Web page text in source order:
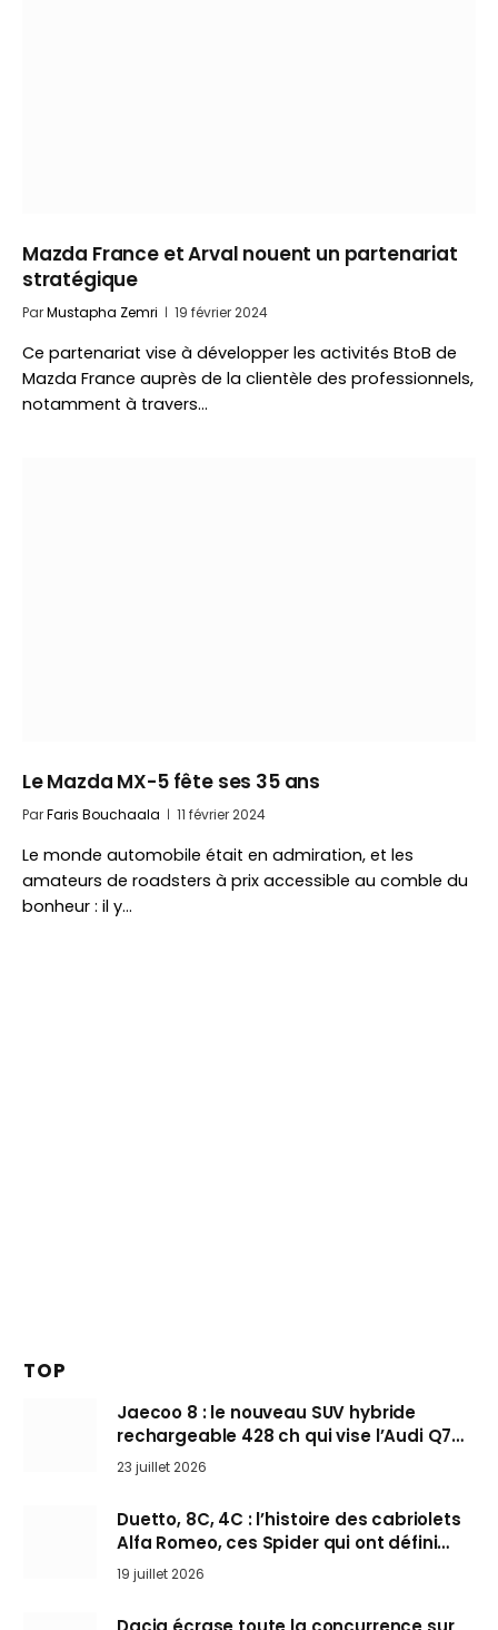
Mazda France et Arval nouent un partenariat
stratégique
ParMustapha Zemri 19 février 2024
Ce partenariat vise à développer les activités BtoB de
Mazda France auprès de la clientèle des professionnels,
notamment à travers…
Le Mazda MX-5 fête ses 35 ans
ParFaris Bouchaala 11 février 2024
Le monde automobile était en admiration, et les
amateurs de roadsters à prix accessible au comble du
bonheur : il y…
TOP
Jaecoo 8 : le nouveau SUV hybride
rechargeable 428 ch qui vise l’Audi Q7
arrive en Europe cet automne
23 juillet 2026
Duetto, 8C, 4C : l’histoire des cabriolets
Alfa Romeo, ces Spider qui ont défini
l’art de rouler cheveux au vent
19 juillet 2026